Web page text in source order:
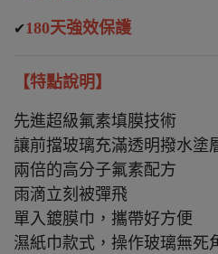
✔180天強效保護
【特點說明】
先進超級氟素填膜技術
讓前擋玻璃充滿透明撥水塗
兩倍的高分子氟素配方
雨滴立刻被彈飛
單入鍍膜巾， 攜帶好方便
濕紙巾款式，操作玻璃無死